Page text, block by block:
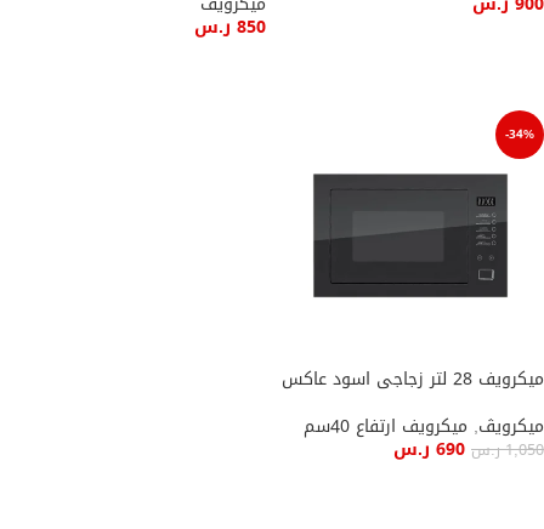
850 ر.س
-34%
ميكرويف 28 لتر زجاجى اسود عاكس
ميكرويڤ, ميكرويف ارتفاع 40سم
1,050ر.س 690 ر.س